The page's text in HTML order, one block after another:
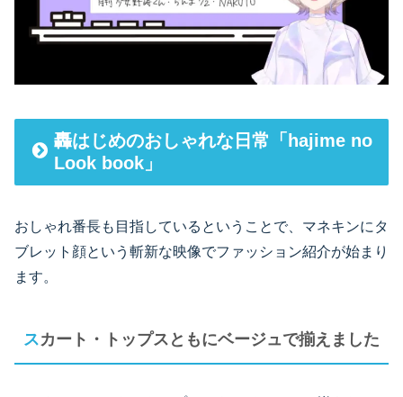
轟はじめのおしゃれな日常「hajime no
Look book」
おしゃれ番長も目指しているということで、マネキンにタ
ブレット顔という斬新な映像でファッション紹介が始まり
ます。
スカート・トップスともにベージュで揃えました